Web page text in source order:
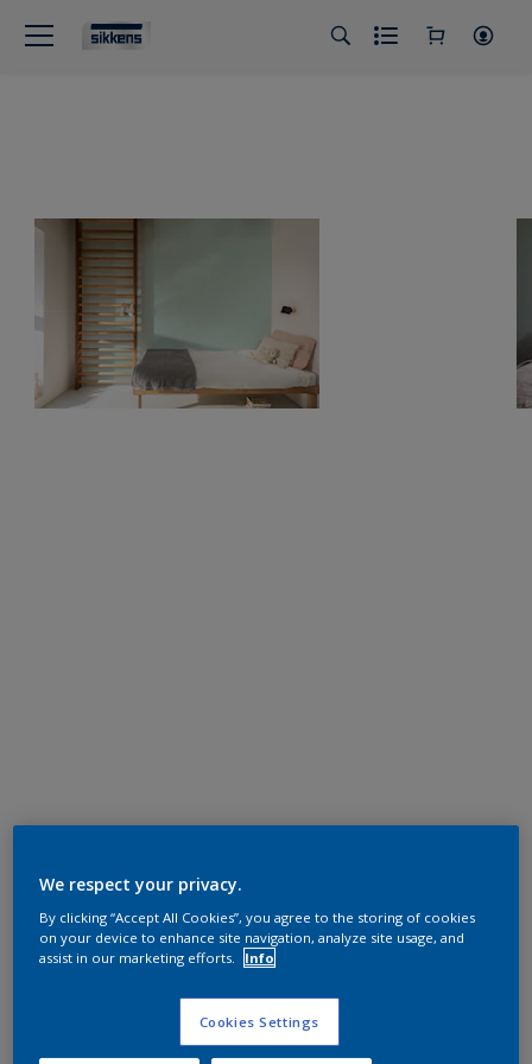
We respect your privacy.
By clicking “Accept All Cookies”, you agree to the storing of cookies
on your device to enhance site navigation, analyze site usage, and
assist in our marketing efforts.
Info
Cookies Settings